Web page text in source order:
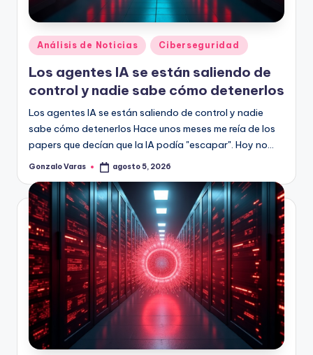
Publicado
en
Análisis de Noticias Ciberseguridad
Los agentes IA se están saliendo de
control y nadie sabe cómo detenerlos
Los agentes IA se están saliendo de control y nadie
sabe cómo detenerlos Hace unos meses me reía de los
papers que decían que la IA podía "escapar". Hoy no…
Publicado
Gonzalo Varas agosto 5, 2026